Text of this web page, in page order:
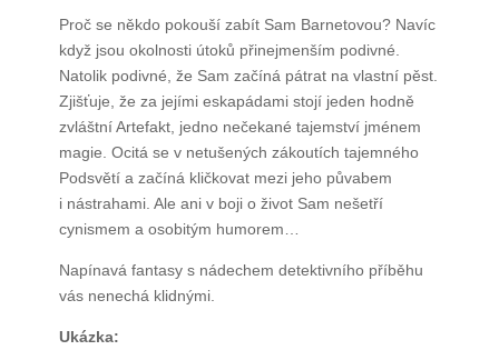
Proč se někdo pokouší zabít Sam Barnetovou? Navíc
když jsou okolnosti útoků přinejmenším podivné.
Natolik podivné, že Sam začíná pátrat na vlastní pěst.
Zjišťuje, že za jejími eskapádami stojí jeden hodně
zvláštní Artefakt, jedno nečekané tajemství jménem
magie. Ocitá se v netušených zákoutích tajemného
Podsvětí a začíná kličkovat mezi jeho půvabem
i nástrahami. Ale ani v boji o život Sam nešetří
cynismem a osobitým humorem…
Napínavá fantasy s nádechem detektivního příběhu
vás nenechá klidnými.
Ukázka: